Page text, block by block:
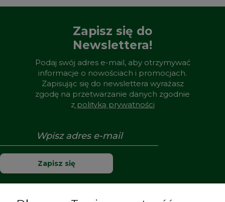
Zapisz się do
Newslettera!
Podaj swój adres e-mail, aby otrzymywać
informacje o nowościach i promocjach.
Zapisując się do newslettera wyrażasz
zgodę na przetwarzanie danych zgodnie
zpolityką prywatności
Zapisz się